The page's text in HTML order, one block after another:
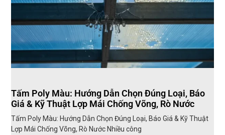
Tấm Poly Màu: Hướng Dẫn Chọn Đúng Loại, Báo
Giá & Kỹ Thuật Lợp Mái Chống Võng, Rò Nước
Tấm Poly Màu: Hướng Dẫn Chọn Đúng Loại, Báo Giá & Kỹ Thuật
Lợp Mái Chống Võng, Rò Nước Nhiều công